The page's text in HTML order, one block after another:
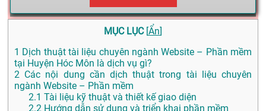
MỤC LỤC [Ẩn]
1 Dịch thuật tài liệu chuyên ngành Website – Phần mềm
tại Huyện Hóc Môn là dịch vụ gì?
2 Các nội dung cần dịch thuật trong tài liệu chuyên
ngành Website – Phần mềm
2.1 Tài liệu kỹ thuật và thiết kế giao diện
2.2 Hướng dẫn sử dụng và triển khai phần mềm